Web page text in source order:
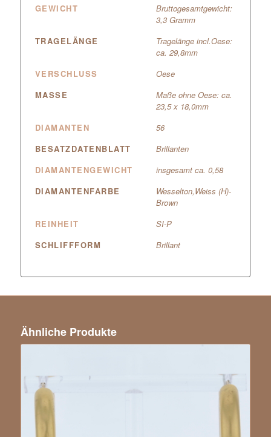
GEWICHT
Bruttogesamtgewicht:
3,3 Gramm
TRAGELÄNGE
Tragelänge incl.Oese:
ca. 29,8mm
VERSCHLUSS
Oese
MASSE
Maße ohne Oese: ca.
23,5 x 18,0mm
DIAMANTEN
56
BESATZDATENBLATT
Brillanten
DIAMANTENGEWICHT
insgesamt ca. 0,58
DIAMANTENFARBE
Wesselton,Weiss (H)-
Brown
REINHEIT
SI-P
SCHLIFFFORM
Brillant
Ähnliche Produkte